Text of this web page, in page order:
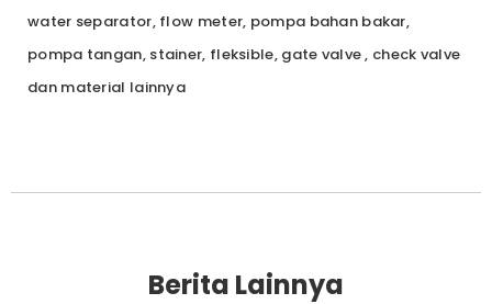
water separator, flow meter, pompa bahan bakar,
pompa tangan, stainer, fleksible, gate valve , check valve
dan material lainnya
Berita Lainnya